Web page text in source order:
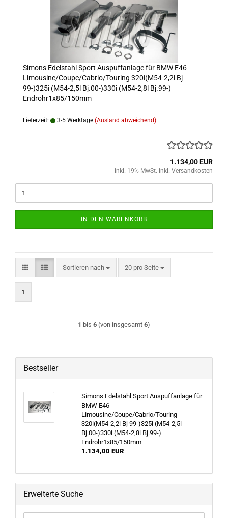
Simons Edelstahl Sport Auspuffanlage für BMW E46
Limousine/Coupe/Cabrio/Touring 320i(M54-2,2l Bj
99-)325i (M54-2,5l Bj.00-)330i (M54-2,8l Bj.99-)
Endrohr1x85/150mm
Lieferzeit: 3-5 Werktage (Ausland abweichend)
1.134,00 EUR
inkl. 19% MwSt. inkl. Versandkosten
IN DEN WARENKORB
Sortieren nach
Sortieren nach 20 pro Seite
pro Seite
1
1 bis 6 (von insgesamt 6)
Bestseller
Simons Edelstahl Sport Auspuffanlage für
BMW E46
Limousine/Coupe/Cabrio/Touring
320i(M54-2,2l Bj 99-)325i (M54-2,5l
Bj.00-)330i (M54-2,8l Bj.99-)
Endrohr1x85/150mm
1.134,00 EUR
Erweiterte Suche